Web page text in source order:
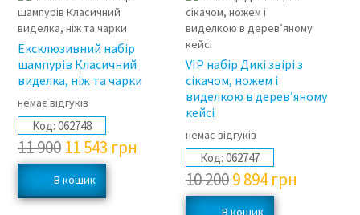
3%
Ексклюзивний набір
шампурів Класичний
виделка, ніж та чарки
немає відгуків
Код: 062748
11 90011 543 грн
VIP набір Дикі звірі з
сікачом, ножем і
виделкою в дерев’яному
кейсі
немає відгуків
Код: 062747
10 2009 894 грн